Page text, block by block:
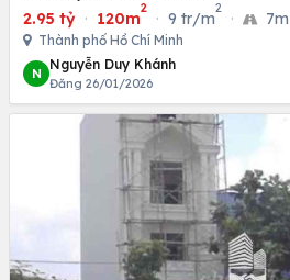
2.95 tỷ · 120m
2
· 9 tr/m
2
· 7m
Thành phố Hồ Chí Minh
N
Nguyễn Duy Khánh
Đăng 26/01/2026